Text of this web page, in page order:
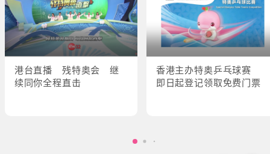
港台直播 残特奥会 继
续同你全程直击
香港主办特奥乒乓球赛
即日起登记领取免费门票